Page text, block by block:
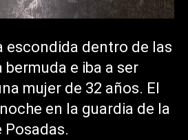
escondida dentro de las
e iba a ser
mujer de 32 años. El
en la guardia de la
Posadas.